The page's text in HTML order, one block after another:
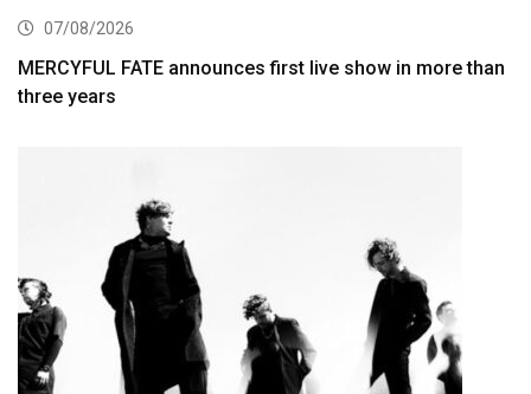
07/08/2026
MERCYFUL FATE announces first live show in more than
three years